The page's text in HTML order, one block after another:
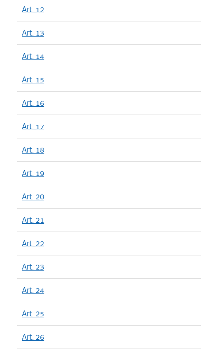
Art. 12
Art. 13
Art. 14
Art. 15
Art. 16
Art. 17
Art. 18
Art. 19
Art. 20
Art. 21
Art. 22
Art. 23
Art. 24
Art. 25
Art. 26